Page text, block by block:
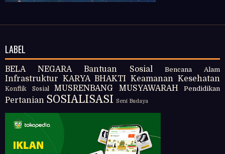
LABEL
BELA NEGARA Bantuan Sosial Bencana Alam
Infrastruktur KARYA BHAKTI Keamanan Kesehatan
Konflik Sosial MUSRENBANG MUSYAWARAH Pendidikan
Pertanian SOSIALISASI Seni Budaya